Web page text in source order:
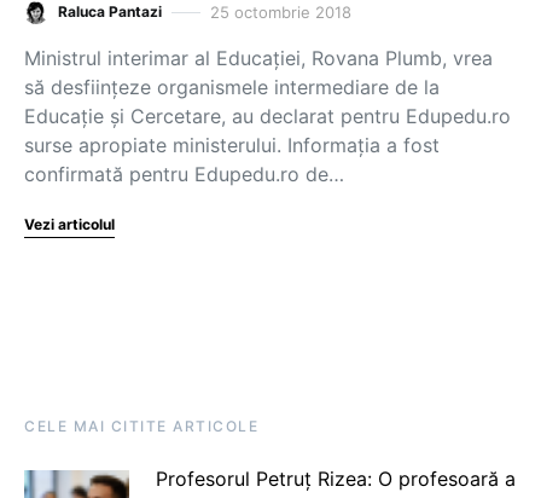
Raluca Pantazi 25 octombrie 2018
Ministrul interimar al Educației, Rovana Plumb, vrea
să desființeze organismele intermediare de la
Educație și Cercetare, au declarat pentru Edupedu.ro
surse apropiate ministerului. Informația a fost
confirmată pentru Edupedu.ro de…
Vezi articolul
CELE MAI CITITE ARTICOLE
Profesorul Petruț Rizea: O profesoară a